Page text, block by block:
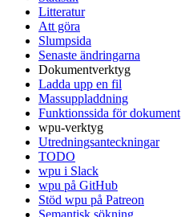
Litteratur
Att göra
Slumpsida
Senaste ändringarna
Dokumentverktyg
Ladda upp en fil
Massuppladdning
Funktionssida för dokument
wpu-verktyg
Utredningsanteckningar
TODO
wpu i Slack
wpu på GitHub
Stöd wpu på Patreon
Semantisk sökning